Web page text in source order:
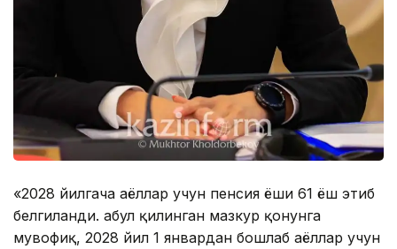
«2028 йилгача аёллар учун пенсия ёши 61 ёш этиб
белгиланди. Қабул қилинган мазкур қонунга
мувофиқ, 2028 йил 1 январдан бошлаб аёллар учун